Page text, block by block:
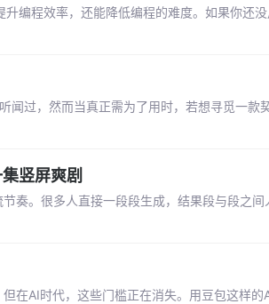
编程效率，还能降低编程的难度。如果你还
过，然而当真正需为了用时，若想寻觅一款
竖屏爽剧
奏。很多人直接一段段生成，结果段与段之间
在AI时代，这些门槛正在消失。用豆包这样的